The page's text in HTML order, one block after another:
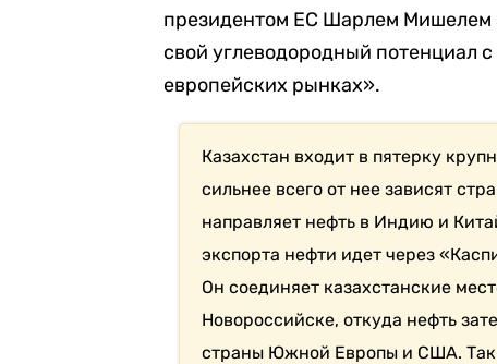
президентом ЕС Шарлем Мишелем
свой углеводородный потенциал
европейских рынках».
Казахстан входит в пятерку
сильнее всего от нее зависят
направляет нефть в Индию и
экспорта нефти идет через
Он соединяет казахстанские
Новороссийске, откуда нефть
страны Южной Европы и США.